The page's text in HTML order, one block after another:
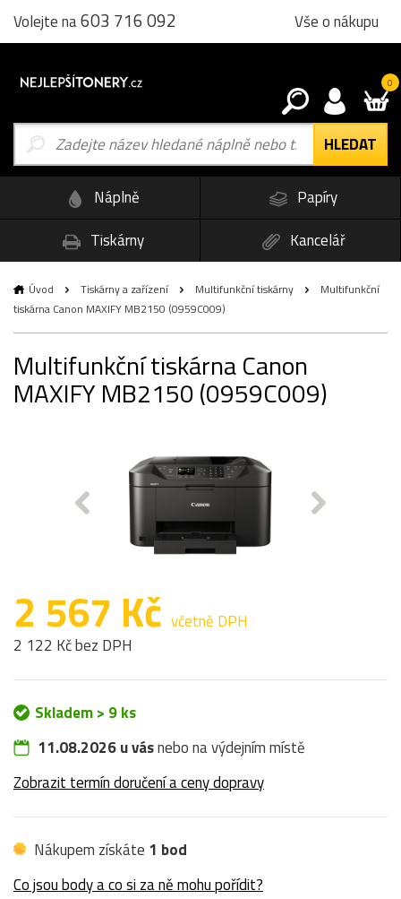
Volejte na603 716 092 Vše o nákupu
0
Náplně
Papíry
Tiskárny
Kancelář
Úvod Tiskárny a zařízení Multifunkční tiskárny
Multifunkční
tiskárna Canon MAXIFY MB2150 (0959C009)
Multifunkční tiskárna Canon
MAXIFY MB2150 (0959C009)
2 567 Kč včetně DPH
2 122 Kč bez DPH
Skladem > 9 ks
11.08.2026 u vásnebo na výdejním místě
Zobrazit termín doručení a ceny dopravy
Nákupem získáte 1 bod
Co jsou body a co si za ně mohu pořídit?